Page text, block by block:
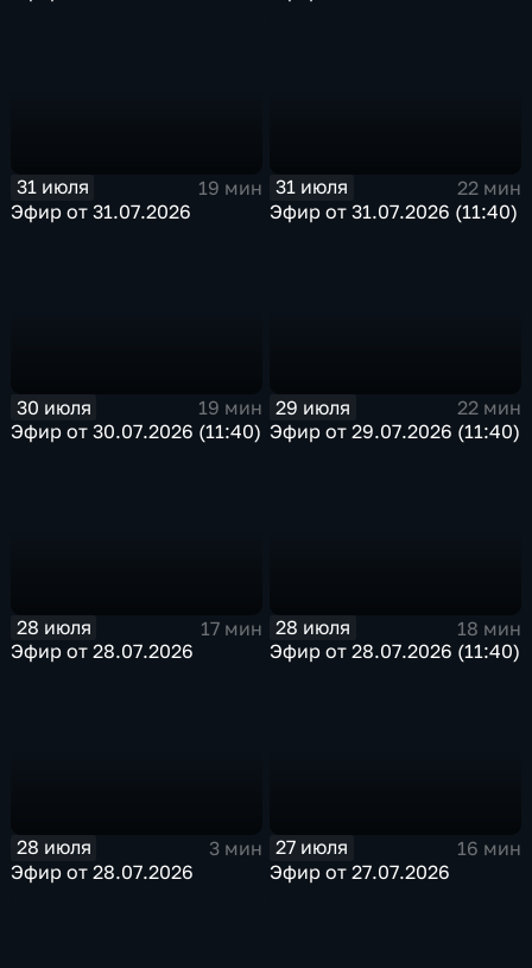
31 июля
19 мин
Эфир от 31.07.2026
31 июля
22 мин
Эфир от 31.07.2026 (11:40)
30 июля
19 мин
Эфир от 30.07.2026 (11:40)
29 июля
22 мин
Эфир от 29.07.2026 (11:40)
28 июля
17 мин
Эфир от 28.07.2026
28 июля
18 мин
Эфир от 28.07.2026 (11:40)
28 июля
3 мин
Эфир от 28.07.2026
27 июля
16 мин
Эфир от 27.07.2026